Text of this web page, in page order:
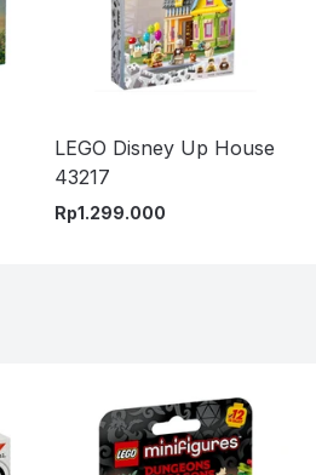
LEGO Disney Up House
43217
Rp1.299.000